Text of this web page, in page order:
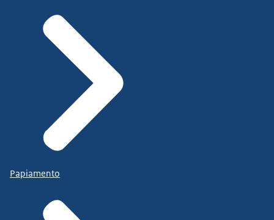
Papiamento